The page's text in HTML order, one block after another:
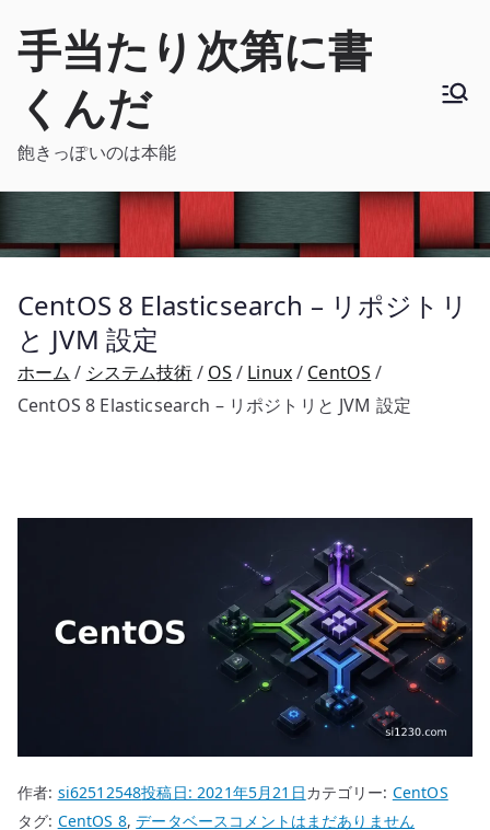
手当たり次第に書
くんだ
飽きっぽいのは本能
CentOS 8 Elasticsearch – リポジトリ
と JVM 設定
ホーム システム技術 OS Linux
CentOS
CentOS 8 Elasticsearch – リポジトリと JVM 設定
作者: si62512548投稿日:2021年5月21日カテゴリー: CentOS
タグ: CentOS 8,データベース CentOS
コメントはまだありません